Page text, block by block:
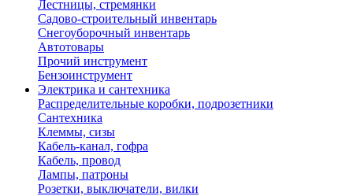
Лестницы, стремянки
Садово-строительный инвентарь
Снегоуборочный инвентарь
Автотовары
Прочий инструмент
Бензоинструмент
Электрика и сантехника
Распределительные коробки, подрозетники
Сантехника
Клеммы, сизы
Кабель-канал, гофра
Кабель, провод
Лампы, патроны
Розетки, выключатели, вилки